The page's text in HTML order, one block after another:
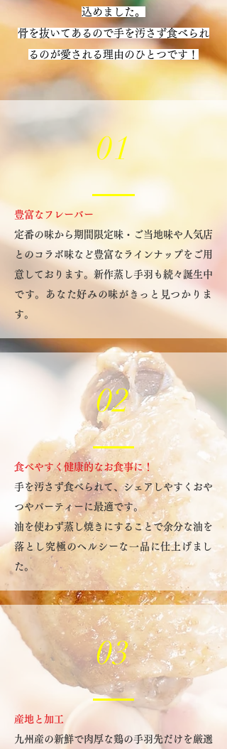
ルシー！食べやしー！九州産の肉厚な鶏
手羽を丁寧に丁寧に下処理を施し、焼く
でも揚げるでもなく特殊な調理器具を使
い高温で一気に蒸し上げることで従来の
手羽先の常識を変える美味さと食べやす
込めました。
骨を抜いてあるので手を汚さず食べられ
るのが愛される理由のひとつです！
01
豊富なフレーバー
定番の味から期間限定味・ご当地味や人気店
とのコラボ味など豊富なラインナップをご用
意しております。新作蒸し手羽も続々誕生中
です。あなた好みの味がきっと見つかりま
す。
02
食べやすく健康的なお食事に！
手を汚さず食べられて、シェアしやすくおや
つやパーティーに最適です。
油を使わず蒸し焼きにすることで余分な油を
落とし究極のヘルシーな一品に仕上げまし
た。
03
産地と加工
九州産の新鮮で肉厚な鶏の手羽先だけを厳選